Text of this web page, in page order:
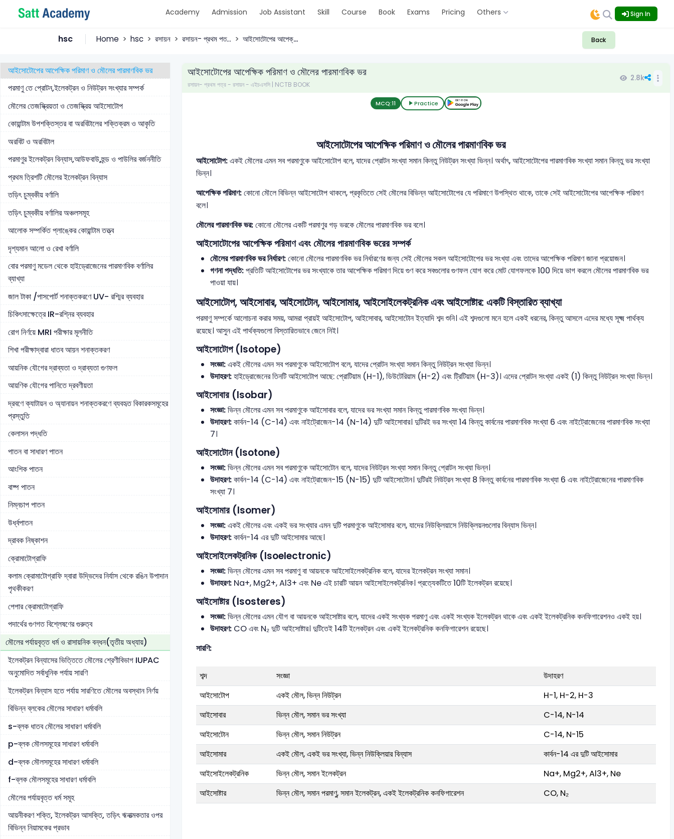
Academy Admission Job Assistant Skill Course Book Exams Pricing Others Sign In
hsc Home hsc রসায়ন রসায়ন- প্রথম পত... আইসোটোপের আপেক্... Back
পরমাণু ও পরমাণুর মূল কণিকাসমূহ
পারমাণবিক সংখ্যা ও পারমাণবিক ভর সংখ্যা
আইসোটোপের আপেক্ষিক পরিমাণ ও মৌলের পারমাণবিক ভর
পরমাণু তে প্রোটন,ইলেকট্রন ও নিউট্রন সংখ্যার সম্পর্ক
মৌলের তেজস্ক্রিয়তা ও তেজস্ক্রিয় আইসোটোপ
কোয়ান্টাম উপশক্তিস্তর বা অরবিটালের শক্তিক্রম ও আকৃতি
অরবিট ও অরবিটাল
পরমাণুর ইলেকট্রন বিন্যাস,আউফবাউ,হুন্ড ও পাউলির বর্জননীতি
প্রথম ত্রিশটি মৌলের ইলেকট্রন বিন্যাস
তড়িৎ চুম্বকীয় বর্ণালি
তড়িৎ চুম্বকীয় বর্ণালির অঞ্চলসমূহ
আলোক সম্পর্কিত প্লাঙ্কের কোয়ান্টাম তত্ত্ব
দৃশ্যমান আলো ও রেখা বর্ণালি
বোর পরমাণু মডেল থেকে হাইড্রোজেনের পারমাণবিক বর্ণালির
ব্যাখ্যা
জাল টাকা /পাসপোর্ট শনাক্তকরণে UV- রশ্মির ব্যবহার
চিকিৎসাক্ষেত্রে IR-রশ্নির ব্যবহার
রোগ নির্ণয়ে MRI পরীক্ষার মূলনীতি
শিখা পরীক্ষাদ্বারা ধাতব আয়ন শনাক্তকরণ
আয়নিক যৌগের দ্রাব্যতা ও দ্রাব্যতা গুণফল
আয়ণিক যৌগের পানিতে দ্রবণীয়তা
দ্রবণে ক্যাটায়ন ও অ্যানায়ন শনাক্তকরণে ব্যবহৃত বিকারকসমূহের
প্রস্তুতি
কেলাসন পদ্ধতি
পাতন বা সাধারণ পাতন
আংশিক পাতন
বাষ্প পাতন
নিম্নচাপ পাতন
উর্ধ্বপাতন
দ্রাবক নিষ্কাশন
ক্রোমাটোগ্রাফি
কলাম ক্রোমাটোগ্রাফি দ্বারা উদ্ভিদের নির্যাস থেকে রঙিন উপাদান
পৃথকীকরণ
পেপার ক্রোমাটোগ্রাফি
পদার্থের গুণগত বিশ্লেষণের গুরুত্ব
মৌলের পর্যায়বৃত্ত ধর্ম ও রাসায়নিক বন্ধন(তৃতীয় অধ্যায়)
ইলেকট্রন বিন্যাসের ভিত্তিতে মৌলের শ্রেণীবিভাগ IUPAC
অনুমোদিত সর্বাধুনিক পর্যায় সারণি
ইলেকট্রন বিন্যাস হতে পর্যায় সারণিতে মৌলের অবস্থান নির্ণয়
বিভিন্ন ব্লকের মৌলের সাধারণ ধর্মাবলি
s-ব্লক ধাতব মৌলের সাধারণ ধর্মাবলি
p-ব্লক মৌলসমূহের সাধারণ ধর্মাবলি
d-ব্লক মৌলসমূহের সাধারণ ধর্মাবলি
f-ব্লক মৌলসমূহের সাধারণ ধর্মাবলি
মৌলের পর্যায়বৃত্ত ধর্ম সমূহ
আয়নীকরণ শক্তি, ইলেকট্রন আসক্তি, তড়িৎ ঋনাত্মকতার ওপর
বিভিন্ন নিয়ামকের প্রভাব
আইসোটোপের আপেক্ষিক পরিমাণ ও মৌলের পারমাণবিক ভর
রসায়ন- প্রথম পত্র - রসায়ন - এইচএসসি | NCTB BOOK
2.8k
MCQ:11 Practice
আইসোটোপের আপেক্ষিক পরিমাণ ও মৌলের পারমাণবিক ভর
আইসোটোপ:একই মৌলের এমন সব পরমাণুকে আইসোটোপ বলে, যাদের প্রোটন সংখ্যা সমান কিন্তু নিউট্রন সংখ্যা ভিন্ন। অর্থাৎ, আইসোটোপের পারমাণবিক সংখ্যা সমান কিন্তু ভর সংখ্যা
ভিন্ন।
আপেক্ষিক পরিমাণ:কোনো মৌলে বিভিন্ন আইসোটোপ থাকলে, প্রকৃতিতে সেই মৌলের বিভিন্ন আইসোটোপের যে পরিমাণে উপস্থিত থাকে, তাকে সেই আইসোটোপের আপেক্ষিক পরিমাণ
বলে।
মৌলের পারমাণবিক ভর:কোনো মৌলের একটি পরমাণুর গড় ভরকে মৌলের পারমাণবিক ভর বলে।
আইসোটোপের আপেক্ষিক পরিমাণ এবং মৌলের পারমাণবিক ভরের সম্পর্ক
মৌলের পারমাণবিক ভর নির্ধারণ:কোনো মৌলের পারমাণবিক ভর নির্ধারণের জন্য সেই মৌলের সকল আইসোটোপের ভর সংখ্যা এবং তাদের আপেক্ষিক পরিমাণ জানা প্রয়োজন।
গণনা পদ্ধতি:প্রতিটি আইসোটোপের ভর সংখ্যাকে তার আপেক্ষিক পরিমাণ দিয়ে গুণ করে সবগুলোর গুণফল যোগ করে মোট যোগফলকে 100 দিয়ে ভাগ করলে মৌলের পারমাণবিক ভর
পাওয়া যায়।
আইসোটোপ, আইসোবার, আইসোটোন, আইসোমার, আইসোইলেকট্রনিক এবং আইসোষ্টার: একটি বিস্তারিত ব্যাখ্যা
পরমাণু সম্পর্কে আলোচনা করার সময়, আমরা প্রায়ই আইসোটোপ, আইসোবার, আইসোটোন ইত্যাদি শব্দ শুনি। এই শব্দগুলো মনে হলে একই ধরনের, কিন্তু আসলে এদের মধ্যে সূক্ষ্ম পার্থক্য
রয়েছে। আসুন এই পার্থক্যগুলো বিস্তারিতভাবে জেনে নিই।
আইসোটোপ (Isotope)
সংজ্ঞা:একই মৌলের এমন সব পরমাণুকে আইসোটোপ বলে, যাদের প্রোটন সংখ্যা সমান কিন্তু নিউট্রন সংখ্যা ভিন্ন।
উদাহরণ:হাইড্রোজেনের তিনটি আইসোটোপ আছে: প্রোটিয়াম (H-1), ডিউটেরিয়াম (H-2) এবং ট্রিটিয়াম (H-3)। এদের প্রোটন সংখ্যা একই (1) কিন্তু নিউট্রন সংখ্যা ভিন্ন।
আইসোবার (Isobar)
সংজ্ঞা:ভিন্ন মৌলের এমন সব পরমাণুকে আইসোবার বলে, যাদের ভর সংখ্যা সমান কিন্তু পারমাণবিক সংখ্যা ভিন্ন।
উদাহরণ:কার্বন-14 (C-14) এবং নাইট্রোজেন-14 (N-14) দুটি আইসোবার। দুটিরই ভর সংখ্যা 14 কিন্তু কার্বনের পারমাণবিক সংখ্যা 6 এবং নাইট্রোজেনের পারমাণবিক সংখ্যা
7।
আইসোটোন (Isotone)
সংজ্ঞা:ভিন্ন মৌলের এমন সব পরমাণুকে আইসোটোন বলে, যাদের নিউট্রন সংখ্যা সমান কিন্তু প্রোটন সংখ্যা ভিন্ন।
উদাহরণ:কার্বন-14 (C-14) এবং নাইট্রোজেন-15 (N-15) দুটি আইসোটোন। দুটিরই নিউট্রন সংখ্যা 8 কিন্তু কার্বনের পারমাণবিক সংখ্যা 6 এবং নাইট্রোজেনের পারমাণবিক
সংখ্যা 7।
আইসোমার (Isomer)
সংজ্ঞা:একই মৌলের এবং একই ভর সংখ্যার এমন দুটি পরমাণুকে আইসোমার বলে, যাদের নিউক্লিয়াসে নিউক্লিয়নগুলোর বিন্যাস ভিন্ন।
উদাহরণ:কার্বন-14 এর দুটি আইসোমার আছে।
আইসোইলেকট্রনিক (Isoelectronic)
সংজ্ঞা:ভিন্ন মৌলের এমন সব পরমাণু বা আয়নকে আইসোইলেকট্রনিক বলে, যাদের ইলেকট্রন সংখ্যা সমান।
উদাহরণ: Na+, Mg2+, Al3+ এবং Ne এই চারটি আয়ন আইসোইলেকট্রনিক। প্রত্যেকটিতে 10টি ইলেকট্রন রয়েছে।
আইসোষ্টার (Isosteres)
সংজ্ঞা:ভিন্ন মৌলের এমন যৌগ বা আয়নকে আইসোষ্টার বলে, যাদের একই সংখ্যক পরমাণু এবং একই সংখ্যক ইলেকট্রন থাকে এবং একই ইলেকট্রনিক কনফিগারেশনও একই হয়।
উদাহরণ: CO এবং N₂ দুটি আইসোষ্টার। দুটিতেই 14টি ইলেকট্রন এবং একই ইলেকট্রনিক কনফিগারেশন রয়েছে।
সারণি:
শব্দ সংজ্ঞা
উদাহরণ
আইসোটোপ
একই মৌল, ভিন্ন নিউট্রন
H-1, H-2, H-3
আইসোবার
ভিন্ন মৌল, সমান ভর সংখ্যা
C-14, N-14
আইসোটোন
ভিন্ন মৌল, সমান নিউট্রন
C-14, N-15
আইসোমার
একই মৌল, একই ভর সংখ্যা, ভিন্ন নিউক্লিয়ার বিন্যাস
কার্বন-14 এর দুটি আইসোমার
আইসোইলেকট্রনিক
ভিন্ন মৌল, সমান ইলেকট্রন
Na+, Mg2+, Al3+, Ne
আইসোষ্টার
ভিন্ন মৌল, সমান পরমাণু, সমান ইলেকট্রন, একই ইলেকট্রনিক কনফিগারেশন CO, N₂